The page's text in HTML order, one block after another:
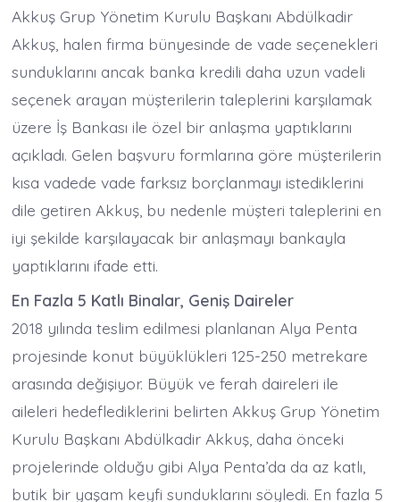
Akkuş Grup Yönetim Kurulu Başkanı Abdülkadir
Akkuş, halen firma bünyesinde de vade seçenekleri
sunduklarını ancak banka kredili daha uzun vadeli
seçenek arayan müşterilerin taleplerini karşılamak
üzere İş Bankası ile özel bir anlaşma yaptıklarını
açıkladı. Gelen başvuru formlarına göre müşterilerin
kısa vadede vade farksız borçlanmayı istediklerini
dile getiren Akkuş, bu nedenle müşteri taleplerini en
iyi şekilde karşılayacak bir anlaşmayı bankayla
yaptıklarını ifade etti.
En Fazla 5 Katlı Binalar, Geniş Daireler
2018 yılında teslim edilmesi planlanan Alya Penta
projesinde konut büyüklükleri 125-250 metrekare
arasında değişiyor. Büyük ve ferah daireleri ile
aileleri hedeflediklerini belirten Akkuş Grup Yönetim
Kurulu Başkanı Abdülkadir Akkuş, daha önceki
projelerinde olduğu gibi Alya Penta’da da az katlı,
butik bir yaşam keyfi sunduklarını söyledi. En fazla 5